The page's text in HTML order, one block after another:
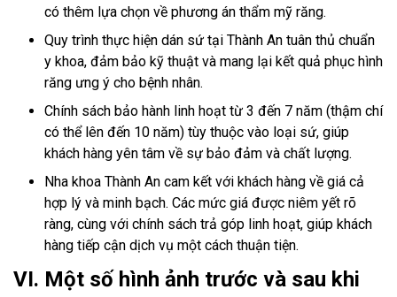
có thêm lựa chọn về phương án thẩm mỹ răng.
Quy trình thực hiện dán sứ tại Thành An tuân thủ chuẩn
y khoa, đảm bảo kỹ thuật và mang lại kết quả phục hình
răng ưng ý cho bệnh nhân.
Chính sách bảo hành linh hoạt từ 3 đến 7 năm (thậm chí
có thể lên đến 10 năm) tùy thuộc vào loại sứ, giúp
khách hàng yên tâm về sự bảo đảm và chất lượng.
Nha khoa Thành An cam kết với khách hàng về giá cả
hợp lý và minh bạch. Các mức giá được niêm yết rõ
ràng, cùng với chính sách trả góp linh hoạt, giúp khách
hàng tiếp cận dịch vụ một cách thuận tiện.
VI. Một số hình ảnh trước và sau khi